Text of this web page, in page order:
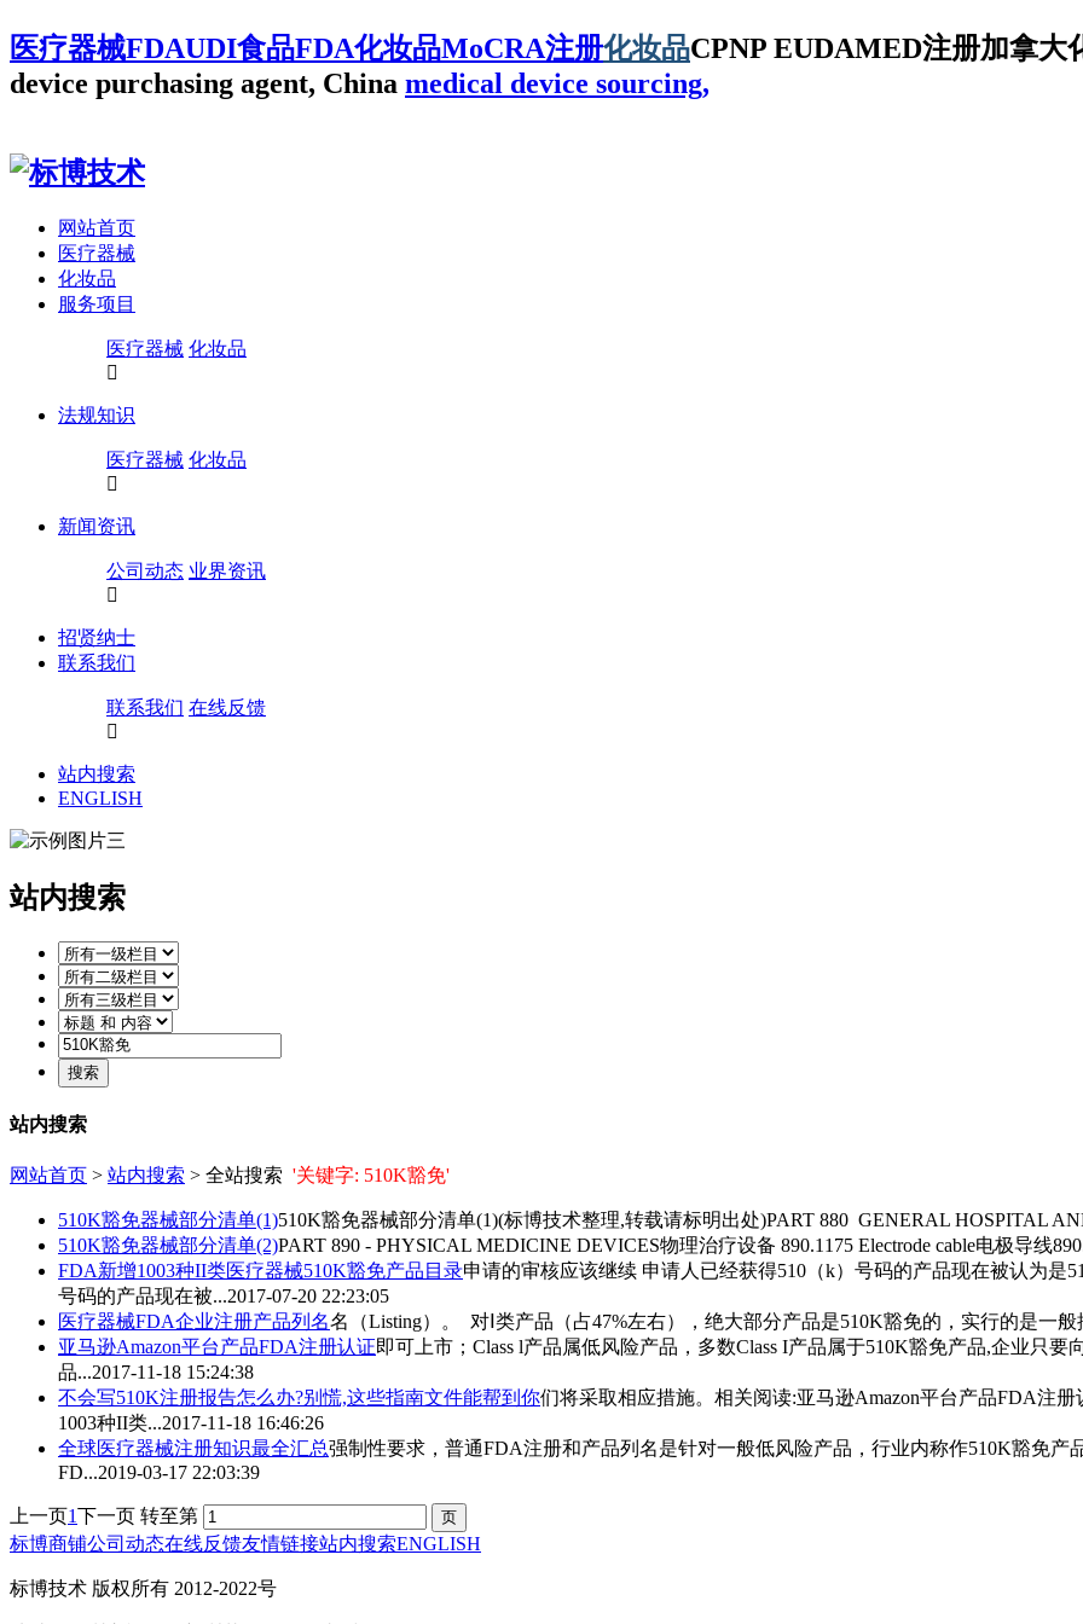
医疗器械FDAUDI食品FDA化妆品MoCRA注册化妆品CPNP EUDAMED注册加拿大
device purchasing agent, China medical device sourcing,
网站首页
医疗器械
化妆品
服务项目
医疗器械 化妆品
法规知识
医疗器械 化妆品
新闻资讯
公司动态 业界资讯
招贤纳士
联系我们
联系我们 在线反馈
站内搜索
ENGLISH
站内搜索
站内搜索
网站首页 > 站内搜索 > 全站搜索 '关键字: 510K豁免'
510K豁免器械部分清单(1)510K豁免器械部分清单(1)(标博技术整理,转载请标明出处)PART 880 GENERAL HOSPITAL
510K豁免器械部分清单(2)PART 890 - PHYSICAL MEDICINE DEVICES物理治疗设备 890.1175 Electrode cable电极导线
FDA新增1003种II类医疗器械510K豁免产品目录申请的审核应该继续 申请人已经获得510（k）号码的产品现在被认为是
号码的产品现在被...2017-07-20 22:23:05
医疗器械FDA企业注册产品列名名（Listing）。 对Ⅰ类产品（占47%左右），绝大部分产品是510K豁免的，实行的是一般
亚马逊Amazon平台产品FDA注册认证即可上市；Class l产品属低风险产品，多数Class I产品属于510K豁免产品,企业只要
品...2017-11-18 15:24:38
不会写510K注册报告怎么办?别慌,这些指南文件能帮到你们将采取相应措施。相关阅读:亚马逊Amazon平台产品FDA注册
1003种II类...2017-11-18 16:46:26
全球医疗器械注册知识最全汇总强制性要求，普通FDA注册和产品列名是针对一般低风险产品，行业内称作510K豁免产
FD...2019-03-17 22:03:39
上一页1下一页 转至第
标博商铺公司动态在线反馈友情链接站内搜索ENGLISH
标博技术 版权所有 2012-2022号